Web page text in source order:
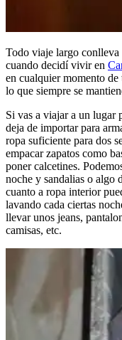
Todo viaje largo conlleva
cuando decidí vivir en
en cualquier momento
lo que siempre se
Si vas a viajar a un lugar
deja de importar para
ropa suficiente para dos
empacar zapatos como
poner calcetines.
noche y sandalias o algo
cuanto a ropa interior
lavando cada ciertas
llevar unos jeans,
camisas, etc.